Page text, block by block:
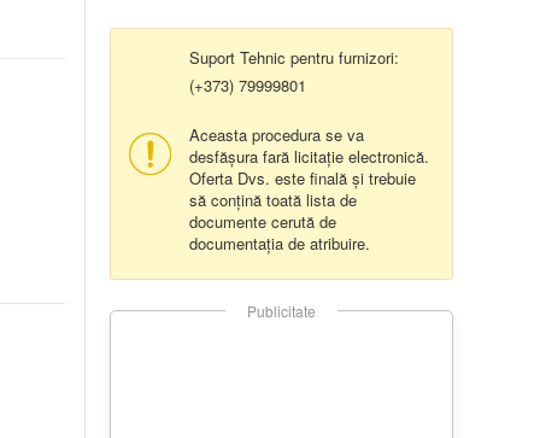
Suport Tehnic pentru furnizori:
(+373) 79999801
Aceasta procedura se va
desfășura fară licitație electronică.
Oferta Dvs. este finală și trebuie
să conțină toată lista de
documente cerută de
documentația de atribuire.
Publicitate